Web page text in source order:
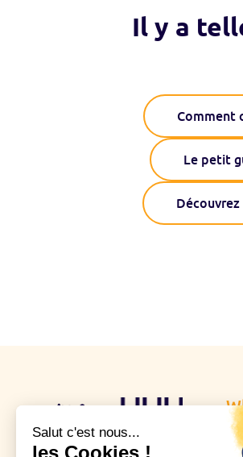
Il y a
Comment
Le petit